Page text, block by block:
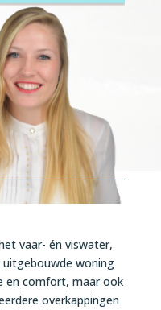
vaar- én viswater,
woning
en comfort, maar ook
overkappingen